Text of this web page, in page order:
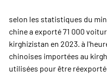
selon les statistiques du
chine a exporté 71 000
kirghizistan en 2023. à
chinoises importées au
utilisées pour être